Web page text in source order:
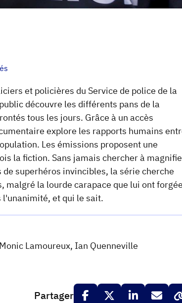
et policières du Service de police de la
découvre les différents pans de la
tous les jours. Grâce à un accès
explore les rapports humains
Les émissions proposent une
la fiction. Sans jamais chercher à
superhéros invincibles, la série cherche
la lourde carapace que lui ont forgée
l'unanimité, et qui le sait.
Lamoureux, Ian Quenneville
Partager